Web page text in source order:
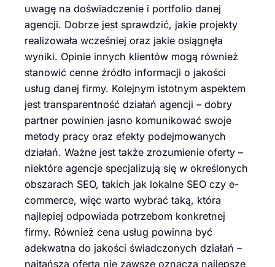
uwagę na doświadczenie i portfolio danej
agencji. Dobrze jest sprawdzić, jakie projekty
realizowała wcześniej oraz jakie osiągnęła
wyniki. Opinie innych klientów mogą również
stanowić cenne źródło informacji o jakości
usług danej firmy. Kolejnym istotnym aspektem
jest transparentność działań agencji – dobry
partner powinien jasno komunikować swoje
metody pracy oraz efekty podejmowanych
działań. Ważne jest także zrozumienie oferty –
niektóre agencje specjalizują się w określonych
obszarach SEO, takich jak lokalne SEO czy e-
commerce, więc warto wybrać taką, która
najlepiej odpowiada potrzebom konkretnej
firmy. Również cena usług powinna być
adekwatna do jakości świadczonych działań –
najtańsza oferta nie zawsze oznacza najlepsze